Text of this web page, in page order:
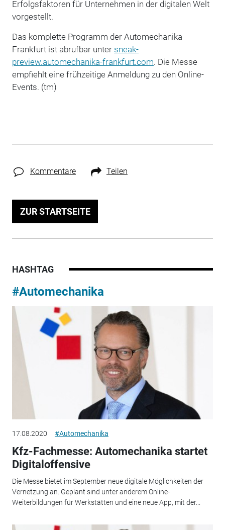
Erfolgsfaktoren für Unternehmen in der digitalen Welt
vorgestellt.
Das komplette Programm der Automechanika
Frankfurt ist abrufbar unter sneak-
preview.automechanika-frankfurt.com. Die Messe
empfiehlt eine frühzeitige Anmeldung zu den Online-
Events. (tm)
Kommentare Teilen
ZUR STARTSEITE
HASHTAG
#Automechanika
17.08.2020 #Automechanika
Kfz-Fachmesse: Automechanika startet
Digitaloffensive
Die Messe bietet im September neue digitale Möglichkeiten der
Vernetzung an. Geplant sind unter anderem Online-
Weiterbildungen für Werkstätten und eine neue App, mit der...